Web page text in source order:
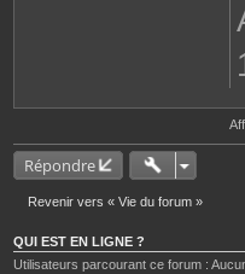
Répondre
Revenir vers « Vie du forum »
QUI EST EN LIGNE ?
Utilisateurs parcourant ce forum :